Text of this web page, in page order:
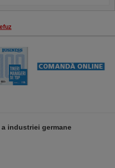
industriei germane